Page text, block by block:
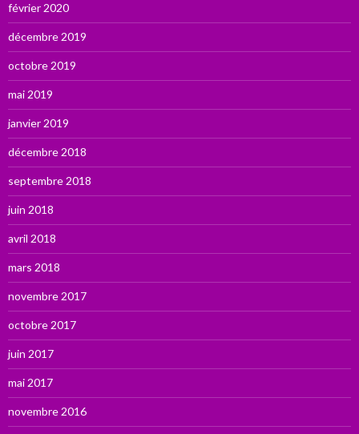
février 2020
décembre 2019
octobre 2019
mai 2019
janvier 2019
décembre 2018
septembre 2018
juin 2018
avril 2018
mars 2018
novembre 2017
octobre 2017
juin 2017
mai 2017
novembre 2016